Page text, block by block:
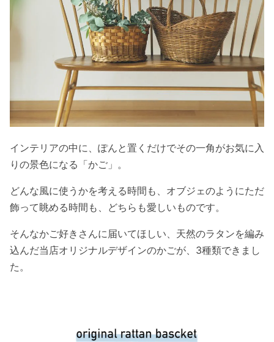
インテリアの中に、ぽんと置くだけでその一角がお気に入
りの景色になる「かご」。
どんな風に使うかを考える時間も、オブジェのようにただ
飾って眺める時間も、どちらも愛しいものです。
そんなかご好きさんに届いてほしい、天然のラタンを編み
込んだ当店オリジナルデザインのかごが、3種類できまし
た。